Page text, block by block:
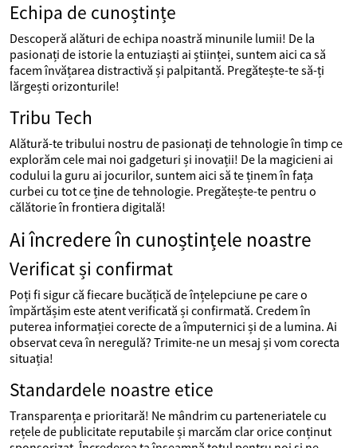
Echipa de cunoștințe
Descoperă alături de echipa noastră minunile lumii! De la
pasionați de istorie la entuziaști ai științei, suntem aici ca să
facem învățarea distractivă și palpitantă. Pregătește-te să-ți
lărgești orizonturile!
Tribu Tech
Alătură-te tribului nostru de pasionați de tehnologie în timp ce
explorăm cele mai noi gadgeturi și inovații! De la magicieni ai
codului la guru ai jocurilor, suntem aici să te ținem în fața
curbei cu tot ce ține de tehnologie. Pregătește-te pentru o
călătorie în frontiera digitală!
Ai încredere în cunoștințele noastre
Verificat și confirmat
Poți fi sigur că fiecare bucățică de înțelepciune pe care o
împărtășim este atent verificată și confirmată. Credem în
puterea informației corecte de a împuternici și de a lumina. Ai
observat ceva în neregulă? Trimite-ne un mesaj și vom corecta
situația!
Standardele noastre etice
Transparența e prioritară! Ne mândrim cu parteneriatele cu
rețele de publicitate reputabile și marcăm clar orice conținut